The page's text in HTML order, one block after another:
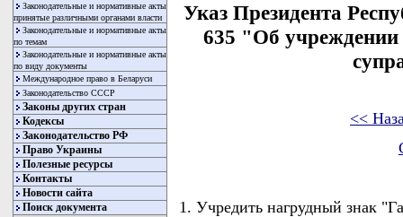
Законодательные и нормативные акты
принятые различными органами власти
Законодательные и нормативные акты
по темам
Законодательные и нормативные акты
по виду документы
Международное право в Беларуси
Законодательство СССР
Законы других стран
Кодексы
Законодательство РФ
Право Украины
Полезные ресурсы
Контакты
Новости сайта
Поиск документа
Указ Президента
635 "Об учреждении
<<
1. Учредить нагрудный знак